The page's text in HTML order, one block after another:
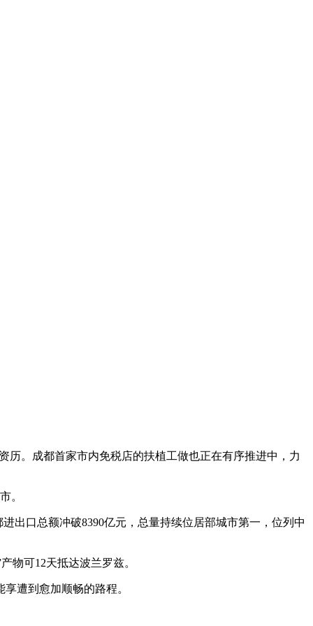
。成都首家市内免税店的扶植工做也正在有序推进中，力
。
口总额冲破8390亿元，总量持续位居部城市第一，位列中
可12天抵达波兰罗兹。
遭到愈加顺畅的路程。